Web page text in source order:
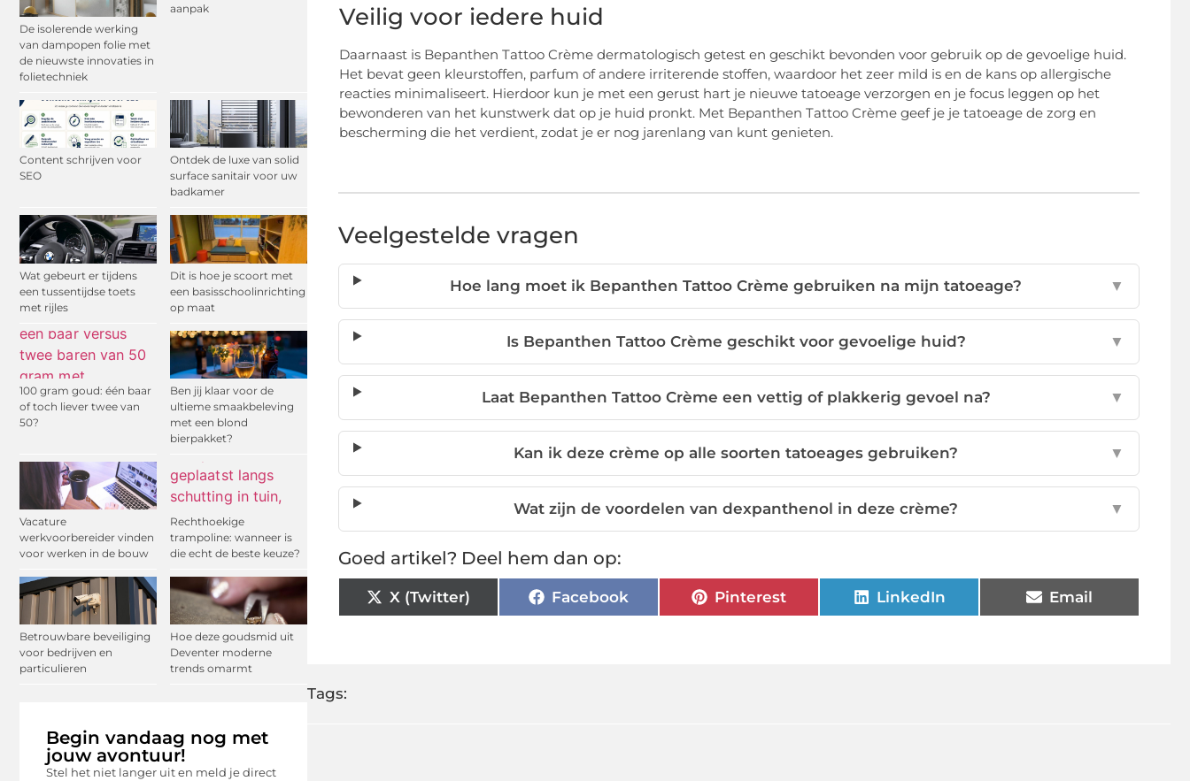
De isolerende werking
van dampopen folie met
de nieuwste innovaties in
folietechniek
aanpak
Content schrijven voor
SEO
Ontdek de luxe van solid
surface sanitair voor uw
badkamer
Wat gebeurt er tijdens
een tussentijdse toets
met rijles
Dit is hoe je scoort met
een basisschoolinrichting
op maat
100 gram goud: één baar
of toch liever twee van
50?
Ben jij klaar voor de
ultieme smaakbeleving
met een blond
bierpakket?
Vacature
werkvoorbereider vinden
voor werken in de bouw
Rechthoekige
trampoline: wanneer is
die echt de beste keuze?
Betrouwbare beveiliging
voor bedrijven en
particulieren
Hoe deze goudsmid uit
Deventer moderne
trends omarmt
Begin vandaag nog met
jouw avontuur!
Stel het niet langer uit en meld je direct
Veilig voor iedere huid
Daarnaast is Bepanthen Tattoo Crème dermatologisch getest en geschikt bevonden voor gebruik op de gevoelige huid.
Het bevat geen kleurstoffen, parfum of andere irriterende stoffen, waardoor het zeer mild is en de kans op allergische
reacties minimaliseert. Hierdoor kun je met een gerust hart je nieuwe tatoeage verzorgen en je focus leggen op het
bewonderen van het kunstwerk dat op je huid pronkt. Met Bepanthen Tattoo Crème geef je je tatoeage de zorg en
bescherming die het verdient, zodat je er nog jarenlang van kunt genieten.
Veelgestelde vragen
Hoe lang moet ik Bepanthen Tattoo Crème gebruiken na mijn tatoeage? ▼
Is Bepanthen Tattoo Crème geschikt voor gevoelige huid? ▼
Laat Bepanthen Tattoo Crème een vettig of plakkerig gevoel na? ▼
Kan ik deze crème op alle soorten tatoeages gebruiken? ▼
Wat zijn de voordelen van dexpanthenol in deze crème? ▼
Goed artikel? Deel hem dan op:
X (Twitter) Facebook Pinterest LinkedIn Email
Tags: